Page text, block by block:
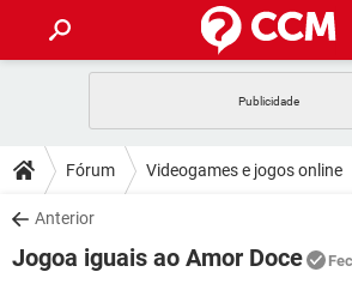
CELULAR
OUTLOOK
INSTAGRAM GMAIL
DICAS
JOGOS
DOWNLOADS
JOGOS
FÓRUM
Fórum Videogames e jogos online
Anterior
Jogoa iguais ao Amor Doce